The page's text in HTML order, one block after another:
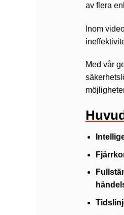
av flera
Inom
Med vår